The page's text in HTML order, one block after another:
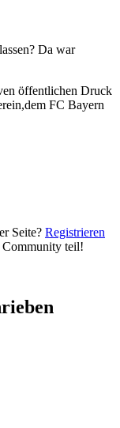
Da war
öffentlichen Druck
FC Bayern
Seite? Registrieren
Community teil!